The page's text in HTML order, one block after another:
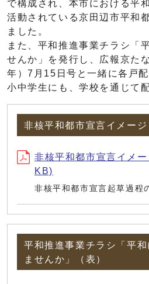
で構成され、本市における平
活動されている京田辺市平和
ました。
また、平和推進事業チラシ「
せんか」を発行し、広報京た
年）7月15日号と一緒に各戸
小中学生にも、学校を通じて
非核平和都市宣言イメージ
非核平和都市宣言イメ
KB)
非核平和都市宣言起草過程
平和推進事業チラシ「平
ませんか」（表）